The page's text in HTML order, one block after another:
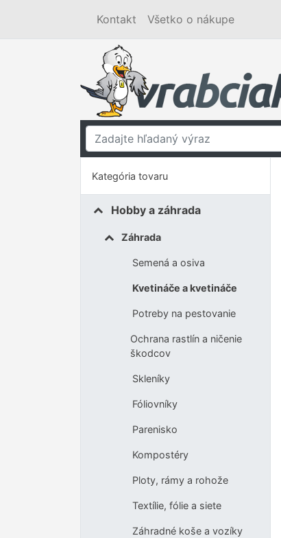
Kontakt Všetko o nákupe
Kategória tovaru
Hobby a záhrada
Záhrada
Semená a osiva
Kvetináče a kvetináče
Potreby na pestovanie
Ochrana rastlín a ničenie
škodcov
Skleníky
Fóliovníky
Parenisko
Kompostéry
Ploty, rámy a rohože
Textílie, fólie a siete
Záhradné koše a vozíky